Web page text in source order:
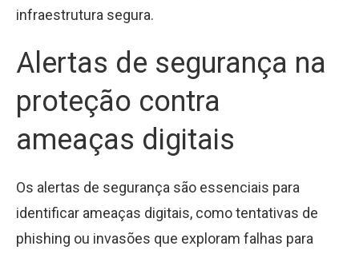
infraestrutura segura.
Alertas de segurança na
proteção contra
ameaças digitais
Os alertas de segurança são essenciais para
identificar ameaças digitais, como tentativas de
phishing ou invasões que exploram falhas para